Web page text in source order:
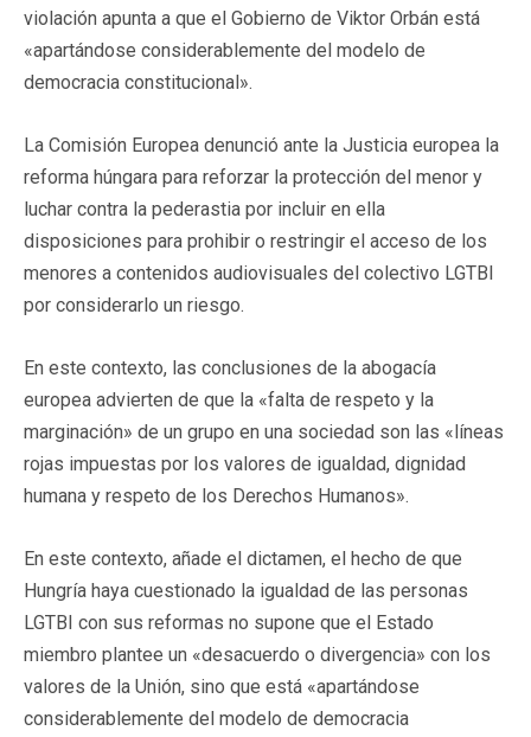
violación apunta a que el Gobierno de Viktor Orbán está
«apartándose considerablemente del modelo de
democracia constitucional».
La Comisión Europea denunció ante la Justicia europea la
reforma húngara para reforzar la protección del menor y
luchar contra la pederastia por incluir en ella
disposiciones para prohibir o restringir el acceso de los
menores a contenidos audiovisuales del colectivo LGTBI
por considerarlo un riesgo.
En este contexto, las conclusiones de la abogacía
europea advierten de que la «falta de respeto y la
marginación» de un grupo en una sociedad son las «líneas
rojas impuestas por los valores de igualdad, dignidad
humana y respeto de los Derechos Humanos».
En este contexto, añade el dictamen, el hecho de que
Hungría haya cuestionado la igualdad de las personas
LGTBI con sus reformas no supone que el Estado
miembro plantee un «desacuerdo o divergencia» con los
valores de la Unión, sino que está «apartándose
considerablemente del modelo de democracia